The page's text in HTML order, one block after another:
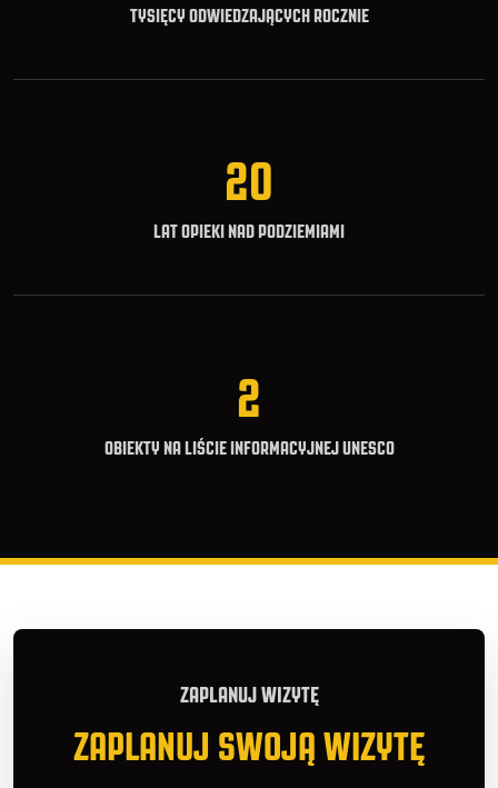
TYSIĘCY ODWIEDZAJĄCYCH ROCZNIE
20
LAT OPIEKI NAD PODZIEMIAMI
2
OBIEKTY NA LIŚCIE INFORMACYJNEJ UNESCO
ZAPLANUJ WIZYTĘ
ZAPLANUJ SWOJĄ WIZYTĘ